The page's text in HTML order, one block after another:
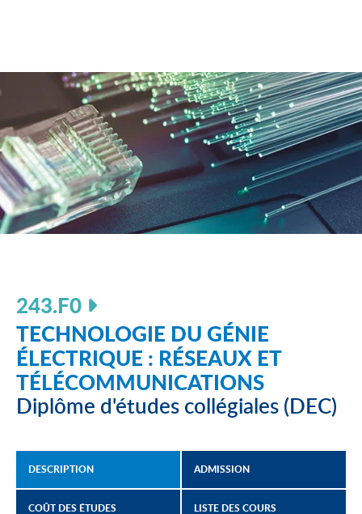
243.F0
TECHNOLOGIE DU GÉNIE
ÉLECTRIQUE : RÉSEAUX ET
TÉLÉCOMMUNICATIONS
Diplôme d'études collégiales (DEC)
DESCRIPTION ADMISSION
COÛT DES ÉTUDES LISTE DES COURS